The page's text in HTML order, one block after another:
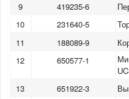
9
419235-6
10
231640-5
11
188089-9
12
650577-1
13 651922-3